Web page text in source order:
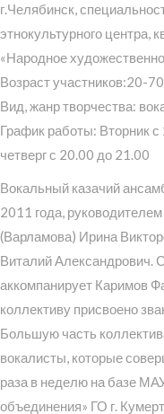
г.Челябинск,
этнокультурного центра,
«Народное
Возраст участников:20-
Вид, жанр творчества:
График работы: Вторник
четверг с 20.00 до 21.00
Вокальный казачий
2011 года,
(Варламова) Ирина
Виталий Александрович.
аккомпанирует Каримов
коллективу присвоено
Большую часть
вокалисты, которые
раза в неделю на базе
объединения» ГО г.